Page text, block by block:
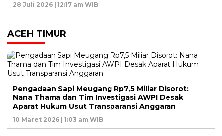
28 Juli 2026 | 12:17 am WIB
ACEH TIMUR
Pengadaan Sapi Meugang Rp7,5 Miliar Disorot:
Nana Thama dan Tim Investigasi AWPI Desak
Aparat Hukum Usut Transparansi Anggaran
10 Maret 2026 | 1:03 am WIB